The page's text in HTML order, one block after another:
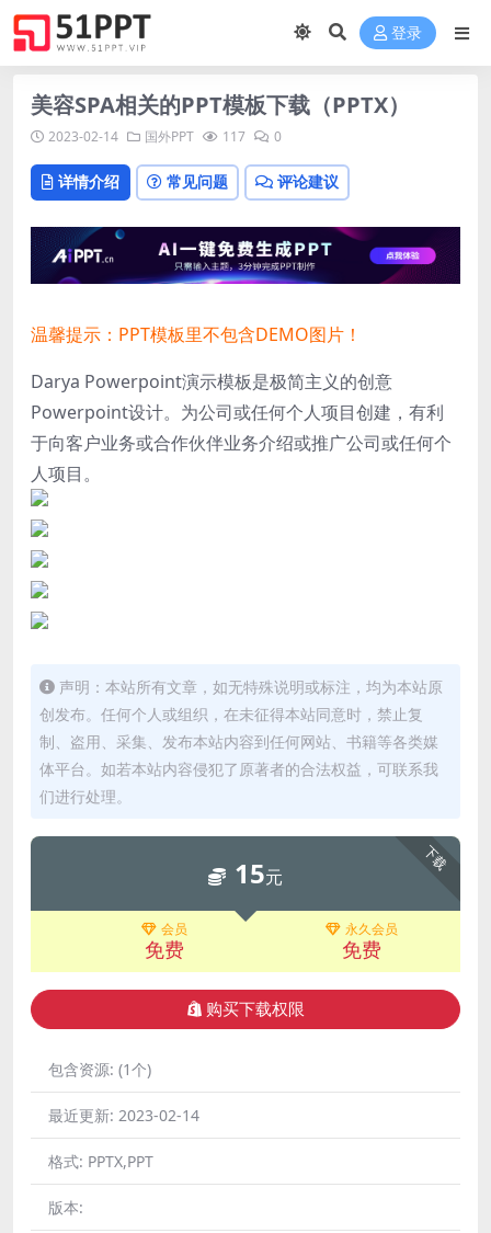
登录
美容SPA相关的PPT模板下载（PPTX）
2023-02-14 国外PPT 117 0
详情介绍 常见问题 评论建议
温馨提示：PPT模板里不包含DEMO图片！
Darya Powerpoint演示模板是极简主义的创意
Powerpoint设计。为公司或任何个人项目创建，有利
于向客户业务或合作伙伴业务介绍或推广公司或任何个
人项目。
声明：本站所有文章，如无特殊说明或标注，均为本站原
创发布。任何个人或组织，在未征得本站同意时，禁止复
制、盗用、采集、发布本站内容到任何网站、书籍等各类媒
体平台。如若本站内容侵犯了原著者的合法权益，可联系我
们进行处理。
下载
15元
会员
免费
永久会员
免费
购买下载权限
包含资源: (1个)
最近更新: 2023-02-14
格式: PPTX,PPT
版本: